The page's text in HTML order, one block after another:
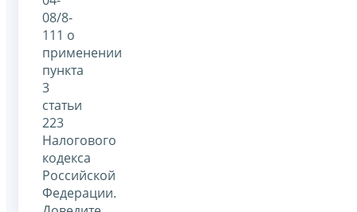
08/8-
111 о
применении
пункта
3
статьи
223
Налогового
кодекса
Российской
Федерации.